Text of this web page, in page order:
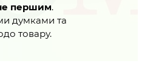
першим.
думками та
товару.